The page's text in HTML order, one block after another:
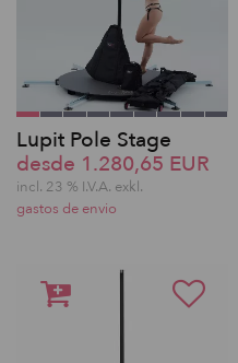
Lupit Pole Stage
desde 1.280,65 EUR
incl. 23 % I.V.A. exkl.
gastos de envio